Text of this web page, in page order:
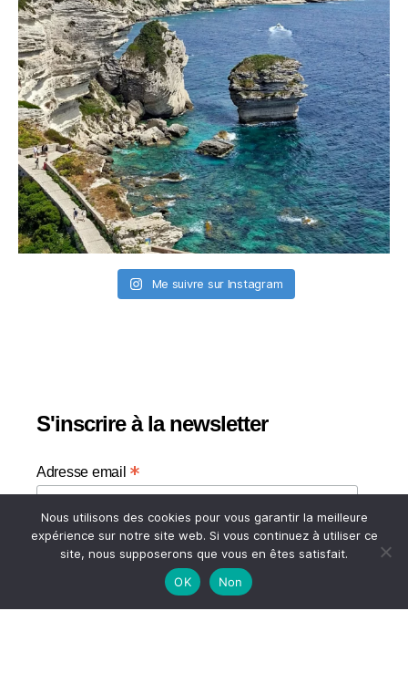
Me suivre sur Instagram
S'inscrire à la newsletter
Adresse email *
Votre adresse email
Nous utilisons des cookies pour vous garantir la meilleure
expérience sur notre site web. Si vous continuez à utiliser ce
site, nous supposerons que vous en êtes satisfait.
OK
Non